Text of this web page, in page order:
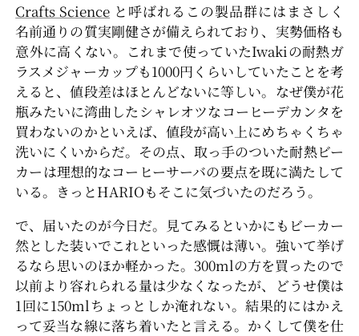
Crafts Science と呼ばれるこの製品群にはまさしく
名前通りの質実剛健さが備えられており、実勢価格も
意外に高くない。これまで使っていたIwakiの耐熱ガ
ラスメジャーカップも1000円くらいしていたことを考
えると、値段差はほとんどないに等しい。なぜ僕が花
瓶みたいに湾曲したシャレオツなコーヒーデカンタを
買わないのかといえば、値段が高い上にめちゃくちゃ
洗いにくいからだ。その点、取っ手のついた耐熱ビー
カーは理想的なコーヒーサーバの要点を既に満たして
いる。きっとHARIOもそこに気づいたのだろう。
で、届いたのが今日だ。見てみるといかにもビーカー
然とした装いでこれといった感慨は薄い。強いて挙げ
るなら思いのほか軽かった。300mlの方を買ったので
以前より容れられる量は少なくなったが、どうせ僕は
1回に150mlちょっとしか淹れない。結果的にはかえ
って妥当な線に落ち着いたと言える。かくして僕を仕